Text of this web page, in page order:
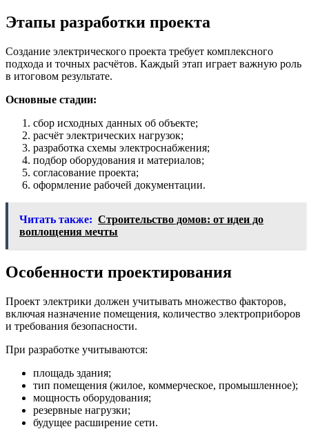
Этапы разработки проекта
Создание электрического проекта требует комплексного
подхода и точных расчётов. Каждый этап играет важную роль
в итоговом результате.
Основные стадии:
сбор исходных данных об объекте;
расчёт электрических нагрузок;
разработка схемы электроснабжения;
подбор оборудования и материалов;
согласование проекта;
оформление рабочей документации.
Читать также: Строительство домов: от идеи до
воплощения мечты
Особенности проектирования
Проект электрики должен учитывать множество факторов,
включая назначение помещения, количество электроприборов
и требования безопасности.
При разработке учитываются:
площадь здания;
тип помещения (жилое, коммерческое, промышленное);
мощность оборудования;
резервные нагрузки;
будущее расширение сети.